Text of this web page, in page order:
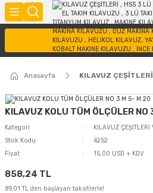
Anasayfa KILAVUZ
KILAVUZ KOLU TÜM ÖLÇÜLER NO
Kategori
KILAVUZ ÇEŞİTLERİ
Stok Kodu
4252
Fiyat
15,00 USD + KDV
858,24 TL
89,01 TL den başlayan taksitlerle!